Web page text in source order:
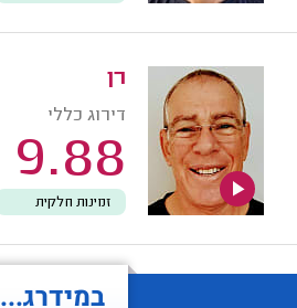
רן
דירוג כללי
9.88
זמינות חלקית
במידרג...